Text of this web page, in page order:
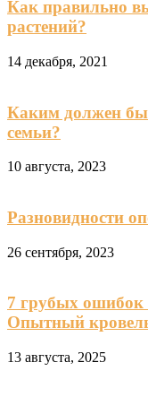
Как правильно
растений?
14 декабря, 2021
Каким должен
семьи?
10 августа, 2023
Разновидности
26 сентября, 2023
7 грубых ошибок
Опытный
13 августа, 2025